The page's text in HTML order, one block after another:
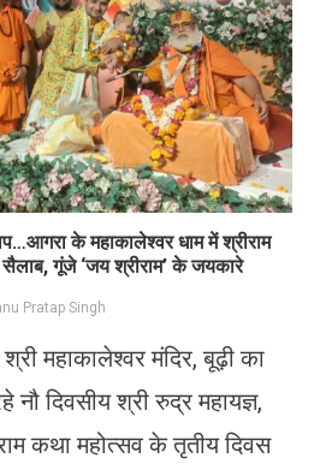
के महाकालेश्वर धाम में श्रीराम
गूंजे ‘जय श्रीराम’ के जयकारे
Pratap Singh
महाकालेश्वर मंदिर, बूढ़ी का
दिवसीय श्री रुद्र महायज्ञ,
कथा महोत्सव के तृतीय दिवस